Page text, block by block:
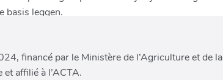
financé par le Ministère de l’Agriculture et de la
affilié à l’ACTA.